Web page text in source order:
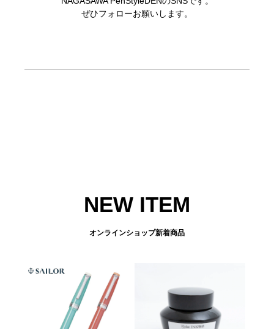
ぜひフォローお願いします。
NEW ITEM
オンラインショップ新着商品